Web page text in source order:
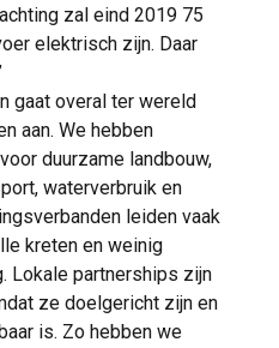
zal eind 2019 75
elektrisch zijn. Daar
gaat overal ter wereld
aan. We hebben
duurzame landbouw,
waterverbruik en
leiden vaak
kreten en weinig
Lokale partnerships zijn
ze doelgericht zijn en
is. Zo hebben we